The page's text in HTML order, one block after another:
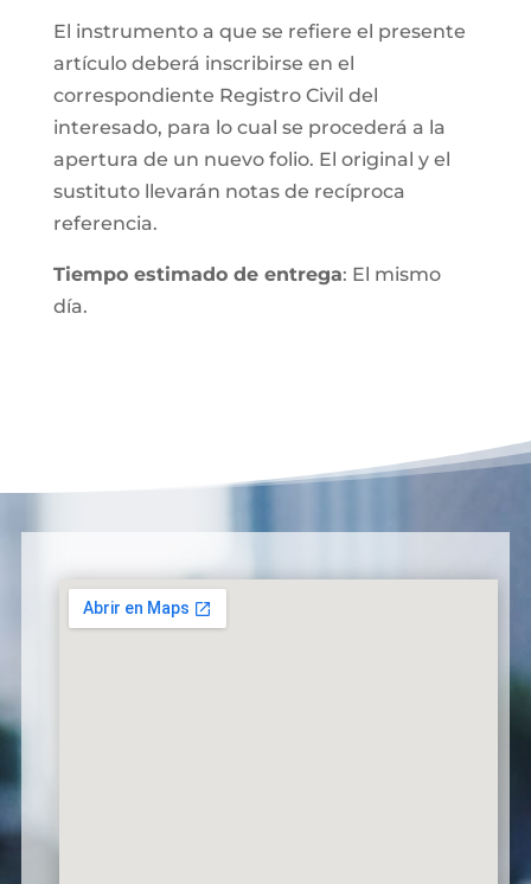
El instrumento a que se refiere el presente
artículo deberá inscribirse en el
correspondiente Registro Civil del
interesado, para lo cual se procederá a la
apertura de un nuevo folio. El original y el
sustituto llevarán notas de recíproca
referencia.
Tiempo estimado de entrega: El mismo
día.